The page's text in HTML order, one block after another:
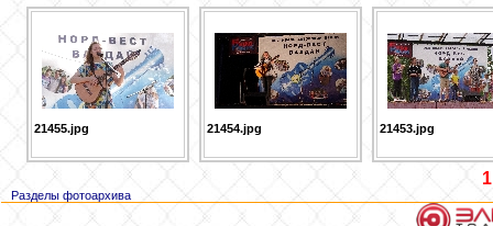
21455.jpg 21454.jpg 21453.jpg
1
Разделы фотоархива